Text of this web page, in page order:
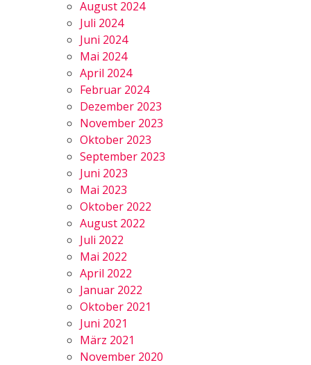
August 2024
Juli 2024
Juni 2024
Mai 2024
April 2024
Februar 2024
Dezember 2023
November 2023
Oktober 2023
September 2023
Juni 2023
Mai 2023
Oktober 2022
August 2022
Juli 2022
Mai 2022
April 2022
Januar 2022
Oktober 2021
Juni 2021
März 2021
November 2020